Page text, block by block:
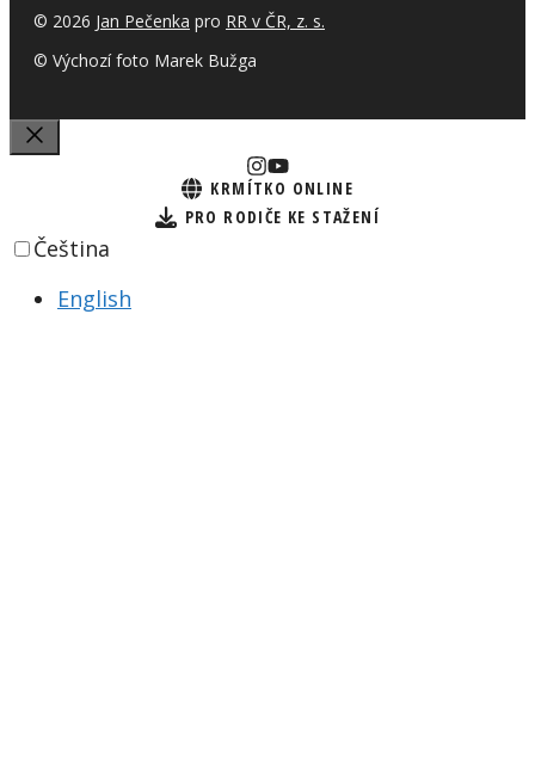
© 2026 Jan Pečenka pro RR v ČR, z. s.
© Výchozí foto Marek Bužga
ZAVŘÍT
KRMÍTKO ONLINE
PRO RODIČE KE STAŽENÍ
Čeština
English